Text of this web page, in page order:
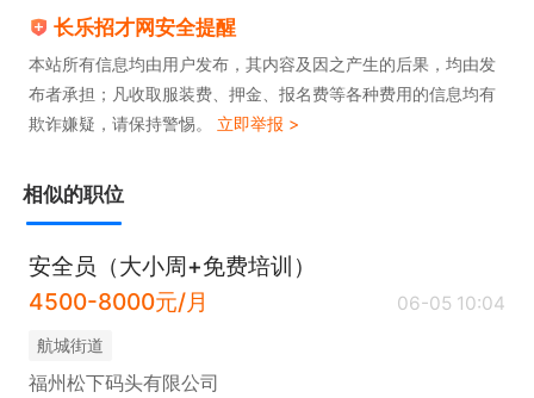
长乐招才网安全提醒
本站所有信息均由用户发布，其内容及因之产生的后果，均由发
布者承担；凡收取服装费、押金、报名费等各种费用的信息均有
欺诈嫌疑，请保持警惕。 立即举报 >
相似的职位
安全员（大小周+免费培训）
4500-8000元/月
06-05 10:04
​航城街道
福州松下码头有限公司